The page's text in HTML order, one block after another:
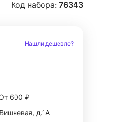
Код набора: 76343
Нашли дешевле?
600 ₽
д.1А